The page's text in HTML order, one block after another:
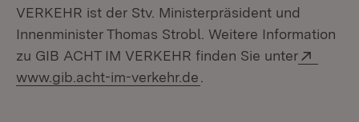
VERKEHR ist der Stv. Ministerpräsident und
Innenminister Thomas Strobl. Weitere Information
zu GIB ACHT IM VERKEHR finden Sie unter
www.gib.acht-im-verkehr.de